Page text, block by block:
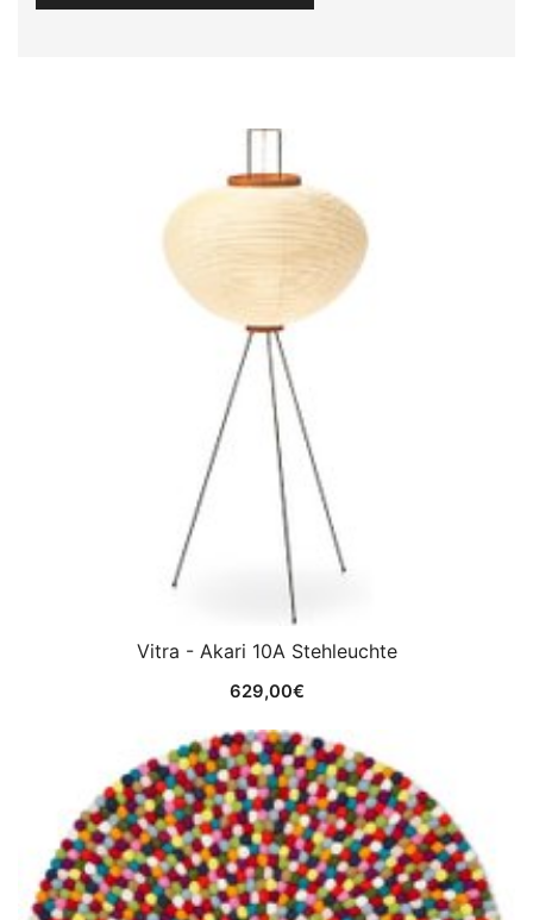
Vitra - Akari 10A Stehleuchte
629,00€